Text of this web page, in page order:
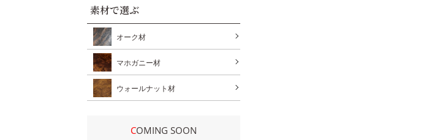
素材で選ぶ
オーク材
マホガニー材
ウォールナット材
COMING SOON